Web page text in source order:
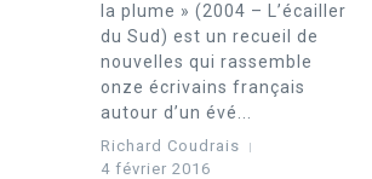
la plume » (2004 – L’écailler
du Sud) est un recueil de
nouvelles qui rassemble
onze écrivains français
autour d’un évé...
Richard Coudrais
4 février 2016